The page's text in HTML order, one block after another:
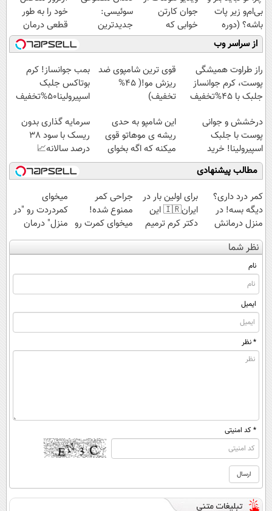
بی‌ام‌و زیر پات
باشه؟ (دوره
رایگان درآمد
میلیاردی)
جوان کارتن
خوابی که
میلیاردر شد.
آموزش رایگان
سوئیسی:
جدیدترین
فناوری اروپا،
سبک و مقاوم |
پرداخت قسطی
خود را به طور
قطعی درمان
کنید!
◗پرسش‌نامه◖
از سراسر وب
راز طراوت همیشگی
پوست، کرم جوانساز
جلبک با 45%تخفیف
قوی ترین شامپوی ضد
ریزش مو!( 45%
تخفیف)
بمب جوانساز! کرم
بوتاکس جلبک
اسپیرولینا50%تخفیف
درخشش و جوانی
پوست با جلبک
اسپیرولینا! خرید
محصول با تخفیف ویژه
این شامپو به حدی
ریشه ی موهاتو قوی
میکنه که اگه بخوای
هم نمیریزه
سرمایه گذاری بدون
ریسک با سود 38
درصد سالانه📈
مطالب پیشنهادی
کمر درد داری؟
دیگه بسه! در
منزل درمانش
کن
(◀پرسش‌نامه)
برای اولین بار در
ایران🇮🇷 این
دکتر کرم ترمیم
کننده 23 روزه
ساخت!
جراحی کمر
ممنوع شده!
میخوای کمرت رو
در منزل درمان
کنی؟
میخوای
کمردردت رو "در
منزل" درمان
کنی؟ (◂فیلم +
◂پرسش‌نامه)
نظر شما
نام
ایمیل
* نظر
* کد امنیتی